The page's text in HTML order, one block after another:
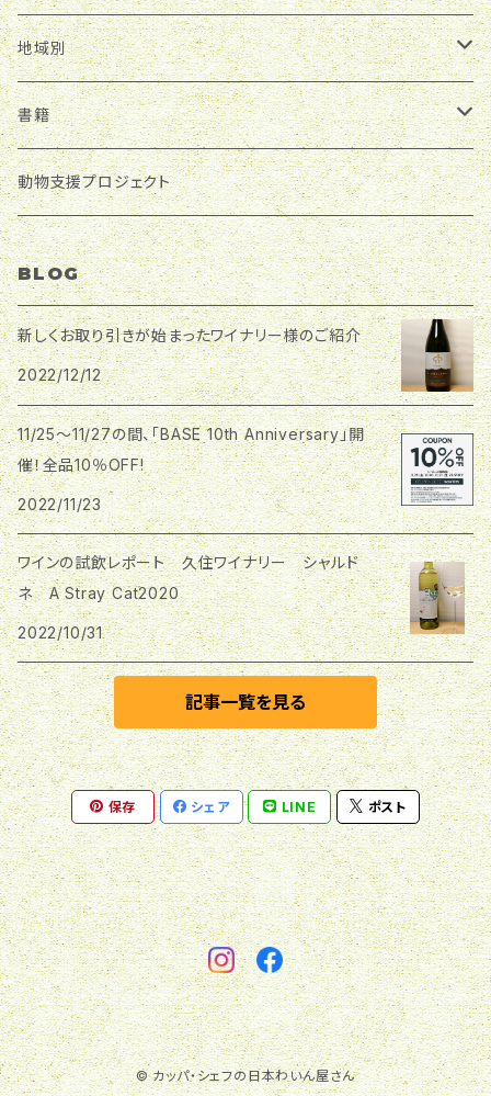
協力をお願いいたします！ ワイナリー様のH.Pからのコ
メントになります。 自社農園と契約農家さんのシャルド
ネを混醸。 樽は使用せず発酵終了後ステンレスタンク
にて約5か月程度のシュールリー(おり引きをせず酵母
オリと触れ合わせてうま味香味を引き出す製法)を経
て、骨格とフルーティさ、クリスピーさを併せ持つワイン
に仕上げております。
地域別
北海道地方
ふらのワイン
Cave d'Eclat
さっぽろワイン
雪川醸造(Snow River Wine)s
ドメーヌレゾン
ドメーヌ・ブレス
東北地方
エーデルワイン
ベルウッド・ヴィンヤード
高橋葡萄園
アールペイザンワイナリー
good'ay winery
南三陸ワイナリー
サンマモルワイナリー
岩手くずまきワイン
神田葡萄園
北陸地方
ホーライサンワイナリー
関東甲信越地方
はすみふぁーむアンドワイナリー
くらむぼんワイン
東京ワイナリー
ケントクエステートワイナリー
船越ワイナリー
丸見屋酒店
シャトー酒折
サントネージュワイン
信州たかやまワイナリー
白百合醸造
駒園ヴィンヤード
林檎学校醸造所
関西地方
飛鳥ワイン
中国、四国地方
島根ワイナリー
三次ワイナリー
兎ッ兎ワイナリー
福山わいん工房
ひるぜんワイン
Natan葡萄酒醸造所
bacu
九州地方
久住ワイナリー
都農ワイン
東海地方
中伊豆ワイナリー
書籍
日本ワインに首ったけ♪
おうちごはんと日本ワイン
動物支援プロジェクト
BLOG
新しくお取り引きが始まったワイナリー様のご紹介
2022/12/12
11/25～11/27の間、「BASE 10th Anniversary」開
催！全品10％OFF!
2022/11/23
ワインの試飲レポート 久住ワイナリー シャルド
ネ A Stray Cat2020
2022/10/31
記事一覧を見る
保存 シェア LINE ポスト
© カッパ・シェフの日本わいん屋さん